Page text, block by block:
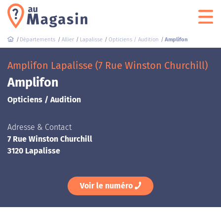
Départements Allier Lapalisse Opticiens / Audition Amplifon
Amplifon Lapalisse (7 Rue Winston Churchill)
Amplifon
Opticiens / Audition
Adresse & Contact
7 Rue Winston Churchill
3120 Lapalisse
Voir le numéro